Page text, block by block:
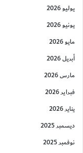
يوليو 2026
يونيو 2026
مايو 2026
أبريل 2026
مارس 2026
فبراير 2026
يناير 2026
ديسمبر 2025
نوفمبر 2025